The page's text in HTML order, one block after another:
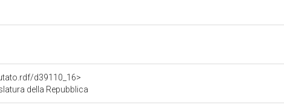
d39110_16>
della Repubblica